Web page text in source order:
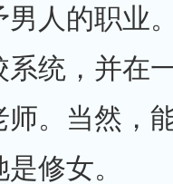
人的职业
系统，并在
师。当然，
修女。